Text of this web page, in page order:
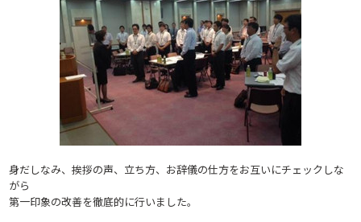
身だしなみ、挨拶の声、立ち方、お辞儀の仕方をお互いにチェックしな
がら
第一印象の改善を徹底的に行いました。